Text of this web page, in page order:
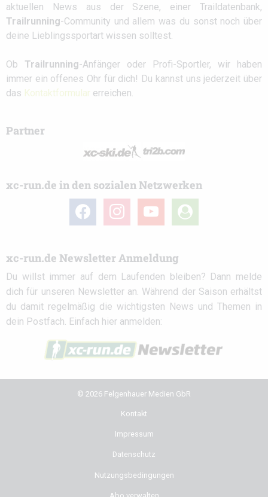
aktuellen News aus der Szene, einer Traildatenbank,
Trailrunning-Community und allem was du sonst noch über
deine Lieblingssportart wissen solltest.
Ob Trailrunning-Anfänger oder Profi-Sportler, wir haben
immer ein offenes Ohr für dich! Du kannst uns jederzeit über
das Kontaktformular erreichen.
Partner
xc-run.de in den sozialen Netzwerken
facebook instagramyoutube
user-
circle
xc-run.de Newsletter Anmeldung
Du willst immer auf dem Laufenden bleiben? Dann melde
dich für unseren Newsletter an. Während der Saison erhältst
du damit regelmäßig die wichtigsten News und Themen in
dein Postfach. Einfach hier anmelden:
© 2026 Felgenhauer Medien GbR
Kontakt
Impressum
Datenschutz
Nutzungsbedingungen